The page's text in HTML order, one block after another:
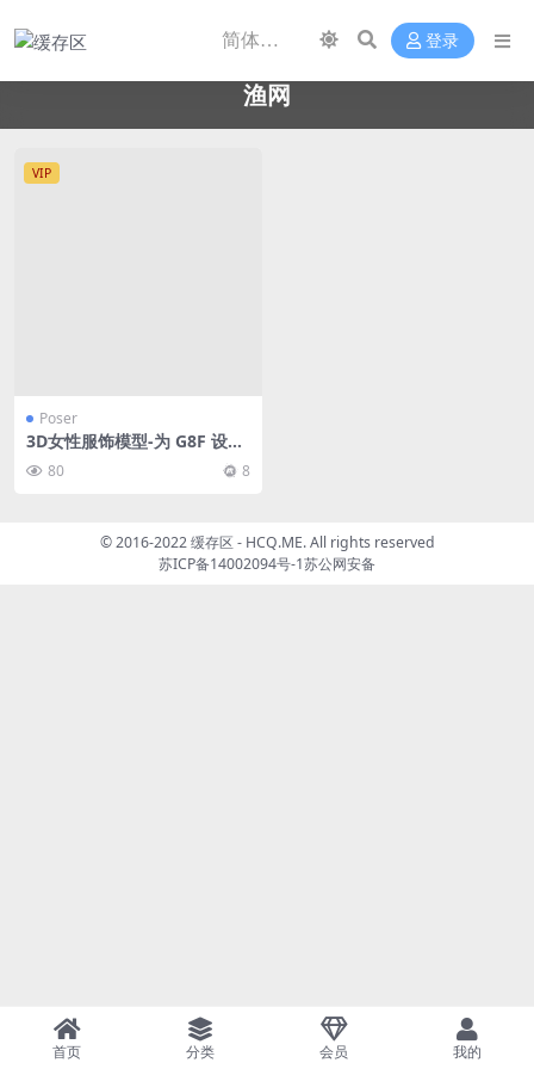
登录
渔网
VIP
Poser
3D女性服饰模型-为 G8F 设计
的 50 款全身渔网连体袜
80 8
© 2016-2022 缓存区 - HCQ.ME. All rights reserved
苏ICP备14002094号-1苏公网安备
首页 分类 会员 我的